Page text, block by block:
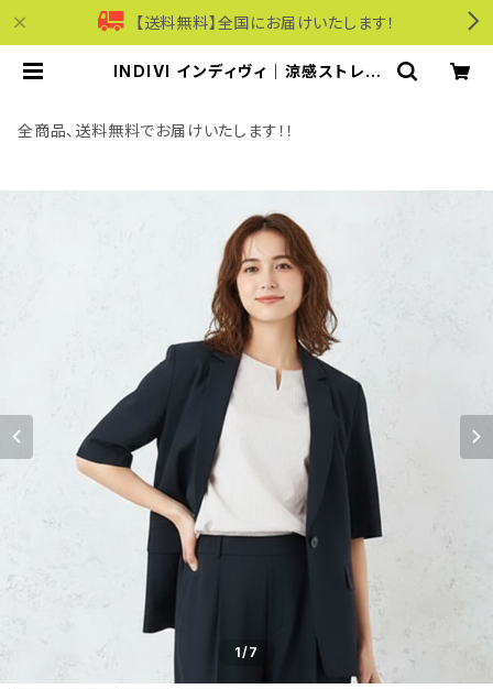
【送料無料】全国にお届けいたします！
INDIVI インディヴィ｜涼感ストレッ
ネイビー | モリワンワールドオンライ
ンショップ｜ビジネス・カジュアル
全商品、送料無料でお届けいたします！！
1/7